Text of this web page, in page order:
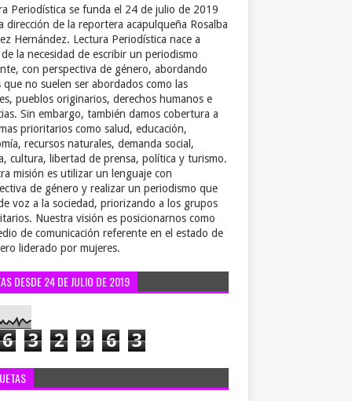
Periodística se funda el 24 de julio de 2019
dirección de la reportera acapulqueña Rosalba
Hernández. Lectura Periodística nace a
la necesidad de escribir un periodismo
con perspectiva de género, abordando
que no suelen ser abordados como las
pueblos originarios, derechos humanos e
Sin embargo, también damos cobertura a
prioritarios como salud, educación,
recursos naturales, demanda social,
cultura, libertad de prensa, política y turismo.
misión es utilizar un lenguaje con
de género y realizar un periodismo que
voz a la sociedad, priorizando a los grupos
Nuestra visión es posicionarnos como
de comunicación referente en el estado de
liderado por mujeres.
DESDE 24 DE JULIO DE 2019
6 3 2 9 6 3